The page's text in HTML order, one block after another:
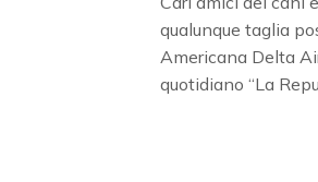
qualunque taglia
Americana Delta
quotidiano “La